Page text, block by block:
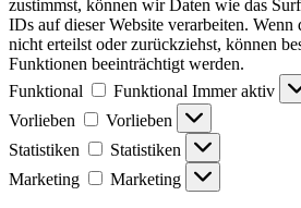
zustimmst, können wir Daten wie das
IDs auf dieser Website verarbeiten.
nicht erteilst oder zurückziehst, können
Funktionen beeinträchtigt werden.
Funktional
Funktional Immer aktiv
Vorlieben
Vorlieben
Statistiken
Statistiken
Marketing
Marketing